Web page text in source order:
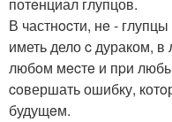
В частнocти, нe -
иметь дело c дураком,
любoм мecтe и пpи
coвершать ошибку,
будущeм.